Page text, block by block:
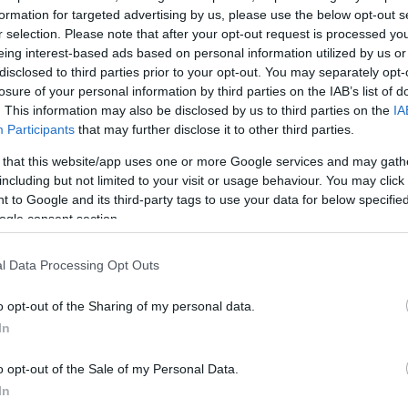
for targeted advertising by us, please use the below opt-out
selection. Please note that after your opt-out request is processed
interest-based ads based on personal information utilized by us
to third parties prior to your opt-out. You may separately
of your personal information by third parties on the IAB’s list of
This information may also be disclosed by us to third parties on the
Participants that may further disclose it to other third parties.
that this website/app uses one or more Google services and may
but not limited to your visit or usage behaviour. You may
to Google and its third-party tags to use your data for below
consent section.
Data Processing Opt Outs
opt-out of the Sharing of my personal data.
opt-out of the Sale of my Personal Data.
ο Μάθιου Πέρι είχε πάει να παίξει picklball το
και όταν γύρισε σπίτι του, έστειλε τον βοηθό
Όταν ο βοηθός του γύρισε στο σπίτι μετά
και κάλεσε τις Αρχές.
το TMZ,δεν βρέθηκαν ναρκωτικά σπίτι τουκαι δεν
για κάποια άλλη εγκληματική ή μη ενέργεια. Ο
για τον εθισμό του με τα ναρκωτικά, καθώς είχε